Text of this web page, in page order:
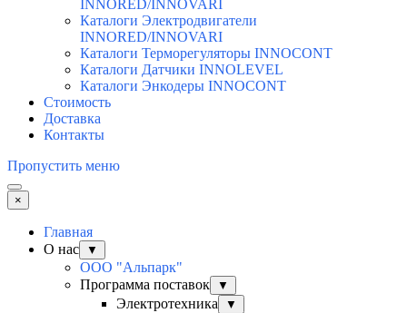
INNORED/INNOVARI
Каталоги Электродвигатели
INNORED/INNOVARI
Каталоги Терморегуляторы INNOCONT
Каталоги Датчики INNOLEVEL
Каталоги Энкодеры INNOCONT
Стоимость
Доставка
Контакты
Пропустить меню
×
Главная
О нас
▼
ООО "Альпарк"
Программа поставок
▼
Электротехника ▼